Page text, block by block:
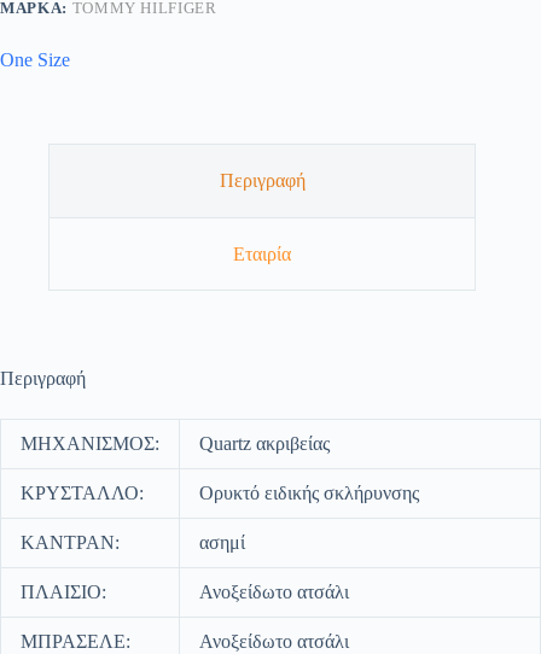
ΜΆΡΚΑ: TOMMY HILFIGER
One Size
Περιγραφή
Εταιρία
Περιγραφή
ΜΗΧΑΝΙΣΜΟΣ: Quartz ακριβείας
ΚΡΥΣΤΑΛΛΟ: Ορυκτό ειδικής σκλήρυνσης
ΚΑΝΤΡΑΝ: ασημί
ΠΛΑΙΣΙΟ: Ανοξείδωτο ατσάλι
ΜΠΡΑΣΕΛΕ: Ανοξείδωτο ατσάλι